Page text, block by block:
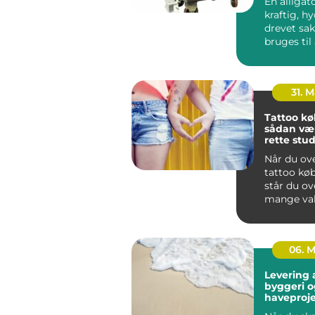
kraftig,
drevet
bruges til
31.
Tattoo
sådan
rette
Når du
tattoo
står du
mange
niche-
06.
Levering
byggeri